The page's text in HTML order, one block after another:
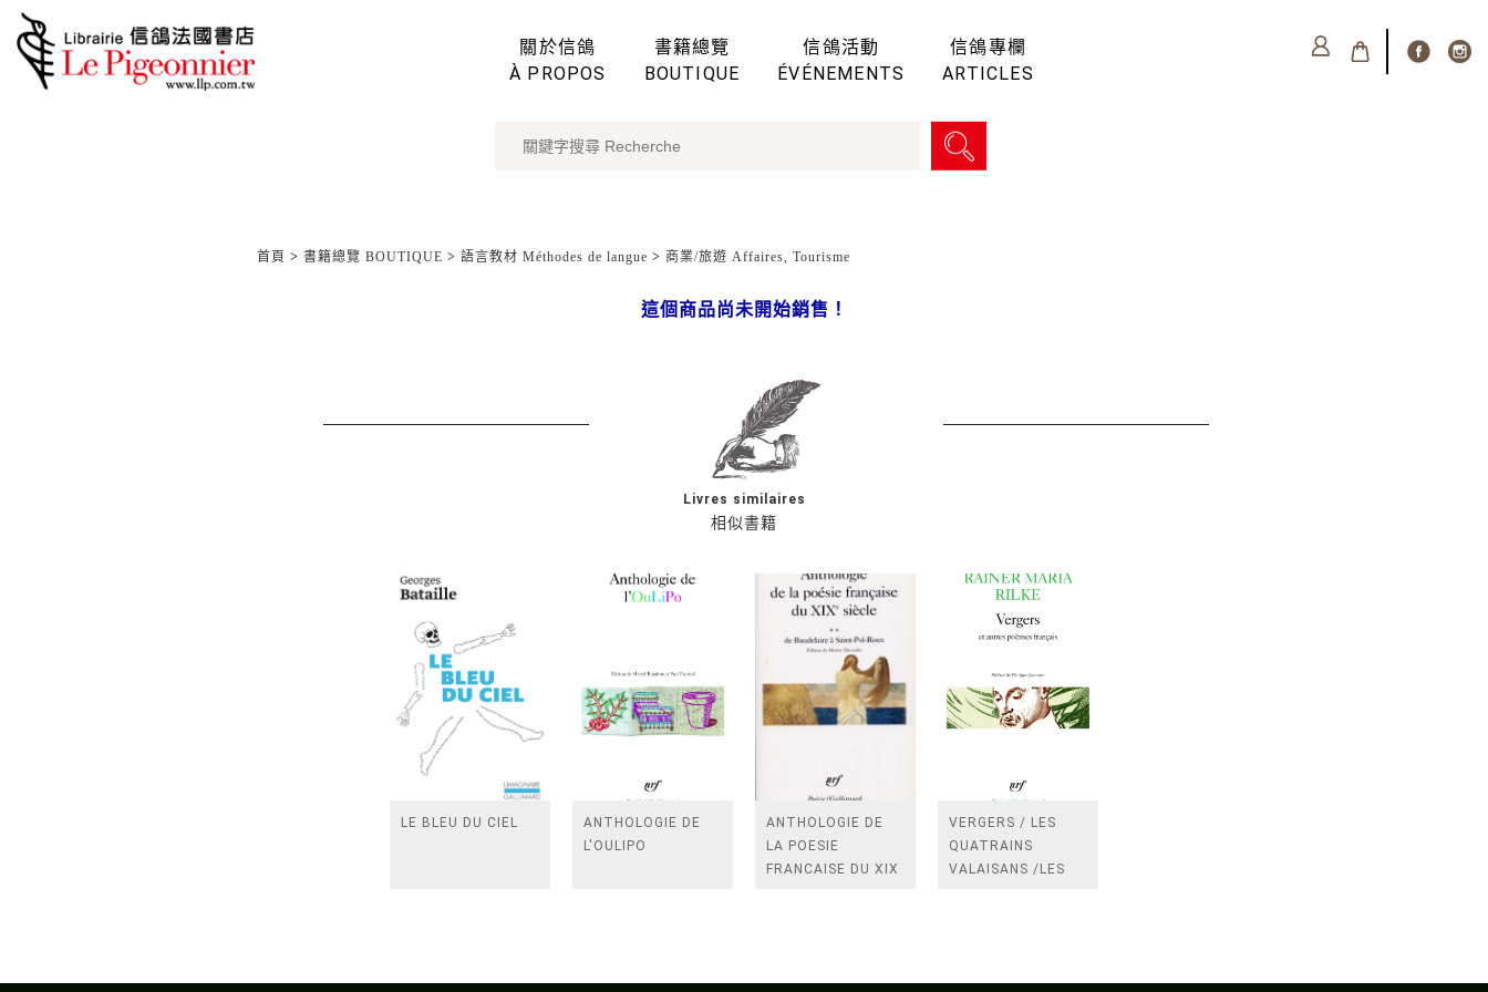
關於信鴿
À PROPOS
書籍總覽
BOUTIQUE
信鴿活動
ÉVÉNEMENTS
信鴿專欄
ARTICLES
首頁 > 書籍總覽 BOUTIQUE > 語言教材 Méthodes de langue > 商業/旅遊 Affaires, Tourisme
這個商品尚未開始銷售！
相似書籍
Livres similaires
LE BLEU DU CIEL
ANTHOLOGIE DE
L'OULIPO
ANTHOLOGIE DE
LA POESIE
FRANCAISE DU XIX
VERGERS / LES
QUATRAINS
VALAISANS /LES